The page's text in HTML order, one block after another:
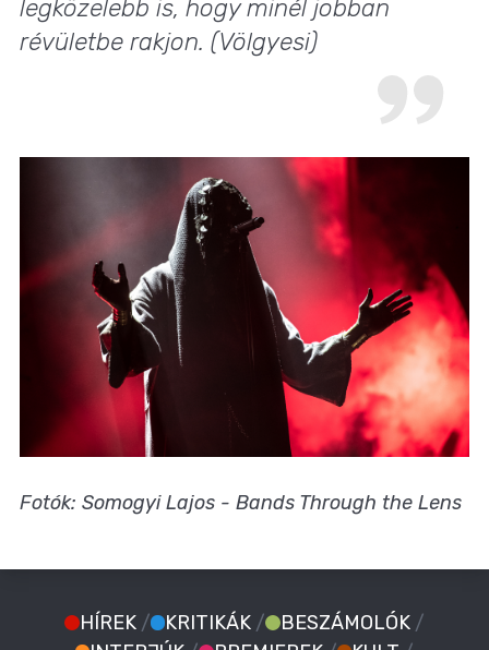
legközelebb is, hogy minél jobban
révületbe rakjon. (Völgyesi)
Fotók: Somogyi Lajos - Bands Through the Lens
HÍREK / KRITIKÁK / BESZÁMOLÓK /